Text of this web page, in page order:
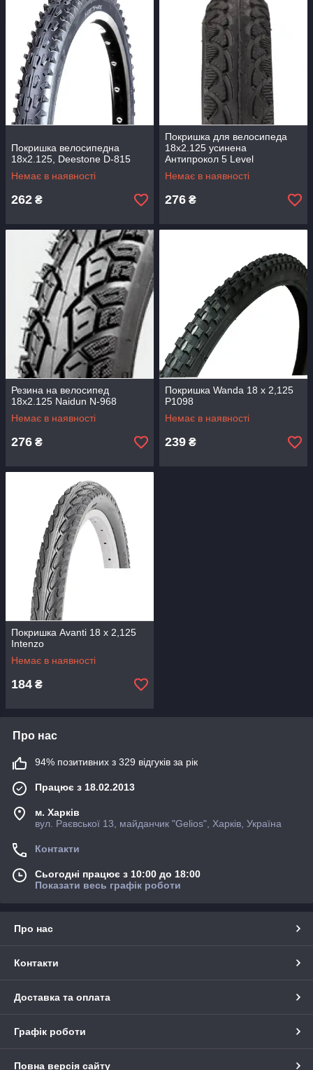
Покришка велосипедна
18x2.125, Deestone D-815
Немає в наявності
262 ₴
Покришка для велосипеда
18x2.125 усинена
Антипрокол 5 Level
Немає в наявності
276 ₴
Резина на велосипед
18x2.125 Naidun N-968
Немає в наявності
276 ₴
Покришка Wanda 18 х 2,125
P1098
Немає в наявності
239 ₴
Покришка Avanti 18 x 2,125
Intenzo
Немає в наявності
184 ₴
Про нас
94% позитивних з 329 відгуків за рік
Працює з 18.02.2013
м. Харків
вул. Раєвської 13, майданчик "Gelios", Харків, Україна
Контакти
Сьогодні працює з 10:00 до 18:00
Показати весь графік роботи
Про нас
Контакти
Доставка та оплата
Графік роботи
Повна версія сайту